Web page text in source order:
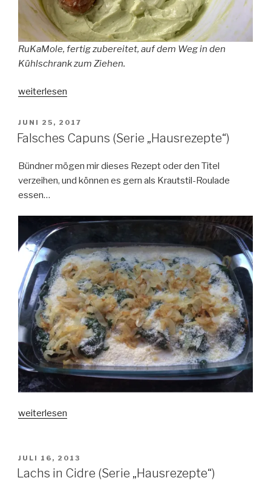
RuKaMole, fertig zubereitet, auf dem Weg in den
Kühlschrank zum Ziehen.
„RuKaMole
„Hausrezepte“)“
weiterlesen
VERÖFFENTLICHT
AM
JUNI 25, 2017
Falsches Capuns (Serie „Hausrezepte“)
Bündner mögen mir dieses Rezept oder den Titel
verzeihen, und können es gern als Krautstil-Roulade
essen…
„Falsches
„Hausrezepte“)“
weiterlesen
VERÖFFENTLICHT
AM
JULI 16, 2013
Lachs in Cidre (Serie „Hausrezepte“)